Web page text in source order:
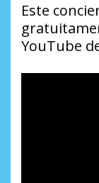
Este
YouTube